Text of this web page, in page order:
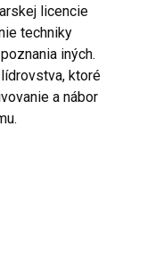
licencie
techniky
iných.
ktoré
a nábor